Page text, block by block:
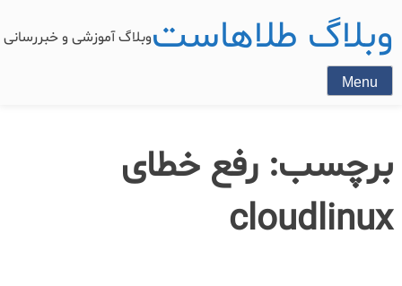
وبلاگ طلاهاستوبلاگ آموزشی و
Menu
برچسب: رفع خطای
cloudlinux